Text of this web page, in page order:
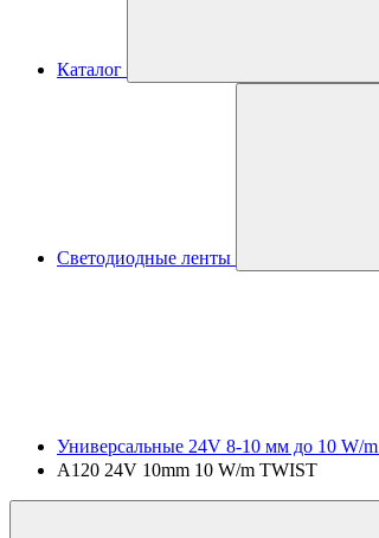
Каталог
Светодиодные ленты
Универсальные 24V 8-10 мм до 10 W/m
A120 24V 10mm 10 W/m TWIST